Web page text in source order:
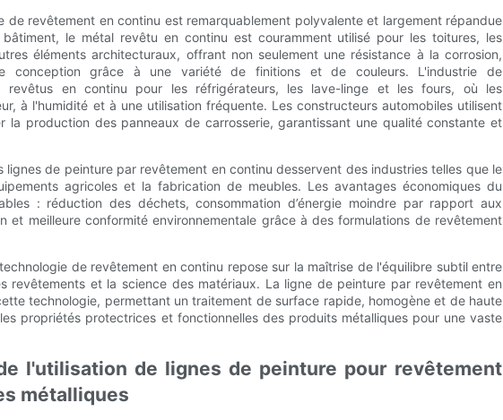
de revêtement en continu est remarquablement polyvalente et largement répandue
le métal revêtu en continu est couramment utilisé pour les toitures, les
éléments architecturaux, offrant non seulement une résistance à la corrosion,
conception grâce à une variété de finitions et de couleurs. L'industrie de
revêtus en continu pour les réfrigérateurs, les lave-linge et les fours, où les
à l'humidité et à une utilisation fréquente. Les constructeurs automobiles utilisent
la production des panneaux de carrosserie, garantissant une qualité constante et
de peinture par revêtement en continu desservent des industries telles que le
agricoles et la fabrication de meubles. Les avantages économiques du
: réduction des déchets, consommation d’énergie moindre par rapport aux
et meilleure conformité environnementale grâce à des formulations de revêtement
de revêtement en continu repose sur la maîtrise de l'équilibre subtil entre
revêtements et la science des matériaux. La ligne de peinture par revêtement en
technologie, permettant un traitement de surface rapide, homogène et de haute
propriétés protectrices et fonctionnelles des produits métalliques pour une vaste
l'utilisation de lignes de peinture pour revêtement
métalliques